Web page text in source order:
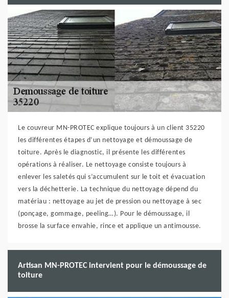
Le couvreur MN-PROTEC explique toujours à un client 35220
les différentes étapes d’un nettoyage et démoussage de
toiture. Après le diagnostic, il présente les différentes
opérations à réaliser. Le nettoyage consiste toujours à
enlever les saletés qui s’accumulent sur le toit et évacuation
vers la déchetterie. La technique du nettoyage dépend du
matériau : nettoyage au jet de pression ou nettoyage à sec
(ponçage, gommage, peeling…). Pour le démoussage, il
brosse la surface envahie, rince et applique un antimousse.
Artisan MN-PROTEC intervient pour le démoussage de
toiture